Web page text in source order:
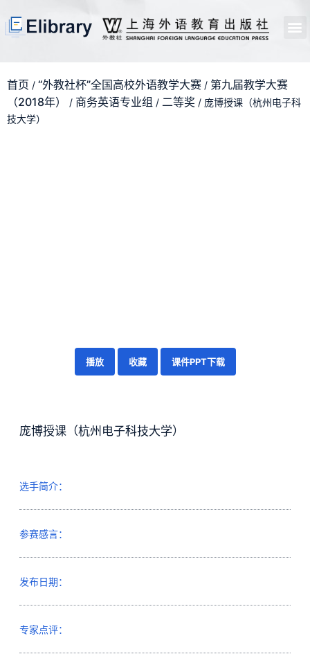
首页 / “外教社杯”全国高校外语教学大赛 / 第九届教学大赛
（2018年）
/ 商务英语专业组 / 二等奖 / 庞博授课（杭州电子科
技大学）
播放 收藏 课件PPT下载
庞博授课（杭州电子科技大学）
选手简介：
参赛感言：
发布日期：
专家点评：